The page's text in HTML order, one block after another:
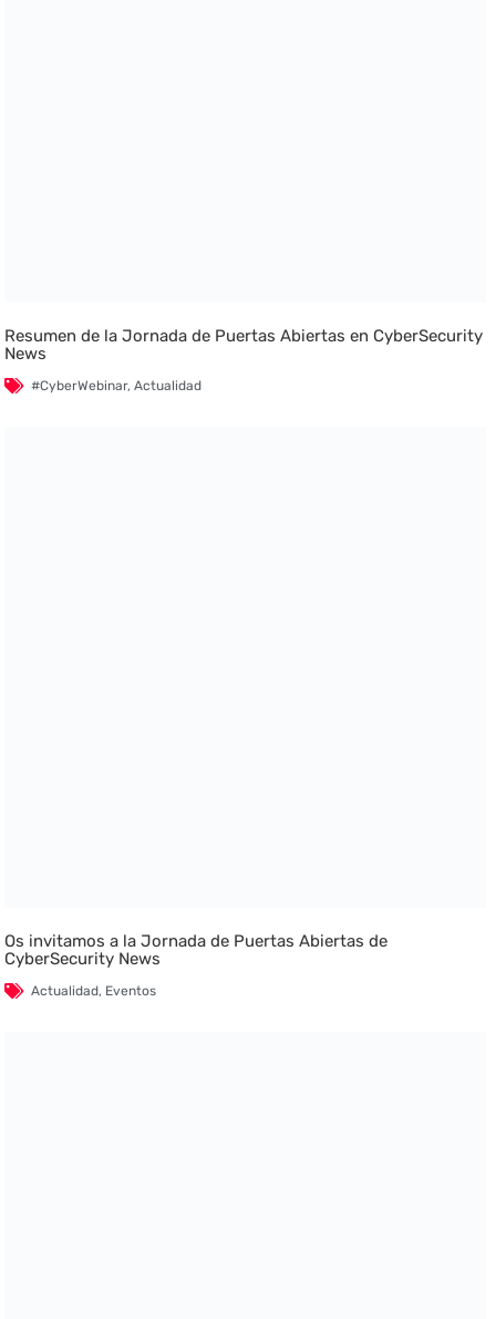
Resumen de la Jornada de Puertas Abiertas en CyberSecurity
News
#CyberWebinar,Actualidad
Os invitamos a la Jornada de Puertas Abiertas de
CyberSecurity News
Actualidad, Eventos